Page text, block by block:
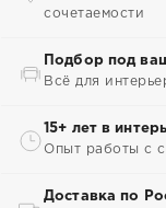
сочетаемости
Подбор под
Всё для
15+ лет в
Опыт работы с
Доставка по